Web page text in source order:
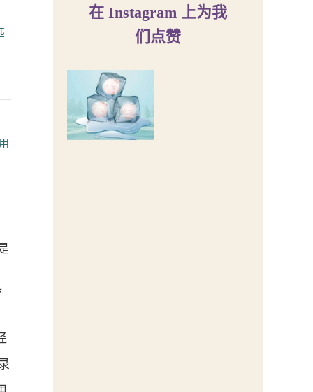
在 Instagram 上为我
们点赞